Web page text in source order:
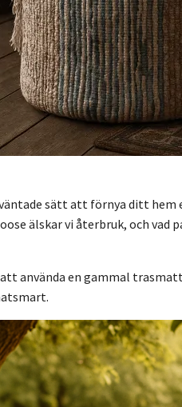
sätt att förnya ditt
älskar vi återbruk, och
använda en gammal